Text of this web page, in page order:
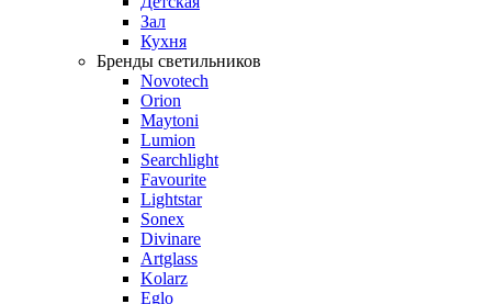
Зал
Кухня
Бренды светильников
Novotech
Orion
Maytoni
Lumion
Searchlight
Favourite
Lightstar
Sonex
Divinare
Artglass
Kolarz
Eglo